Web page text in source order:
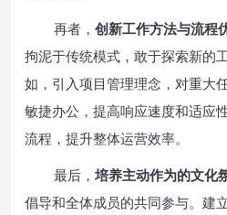
再者， 创新工作方法与流程
拘泥于传统模式，敢于探索新的
如，引入项目管理理念，对重大
敏捷办公，提高响应速度和适应
流程，提升整体运营效率。
最后，培养主动作为的文化
倡导和全体成员的共同参与。建